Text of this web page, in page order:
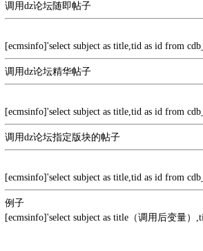
调用dz论坛随即帖子
[ecmsinfo]'select subject as title,tid as id from
调用dz论坛精华帖子
[ecmsinfo]'select subject as title,tid as id from
调用dz论坛指定版块的帖子
[ecmsinfo]'select subject as title,tid as id from
例子
[ecmsinfo]'select subject as title（调用后变量